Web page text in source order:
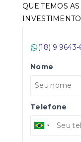
QUE TEMOS
(18) 9
Nome
Telefone